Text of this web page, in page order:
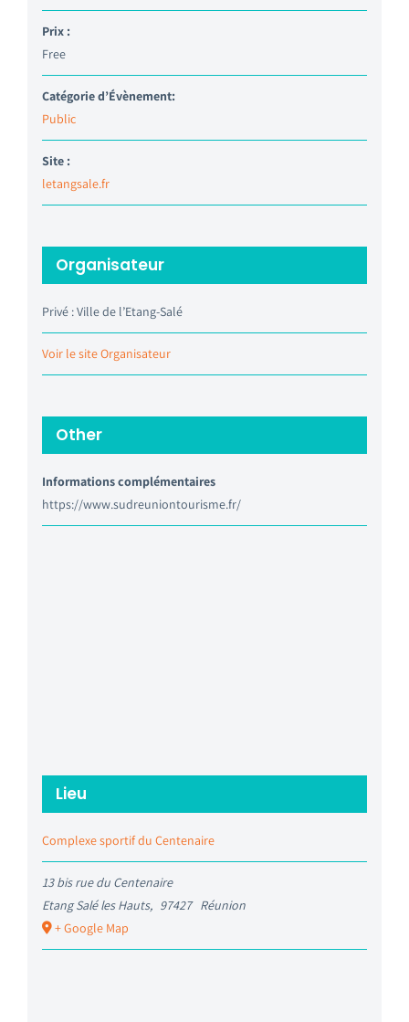
Prix :
Free
Catégorie d’Évènement:
Public
Site :
letangsale.fr
Organisateur
Privé : Ville de l’Etang-Salé
Voir le site Organisateur
Other
Informations complémentaires
https://www.sudreuniontourisme.fr/
Lieu
Complexe sportif du Centenaire
13 bis rue du Centenaire
Etang Salé les Hauts, 97427 Réunion
+ Google Map